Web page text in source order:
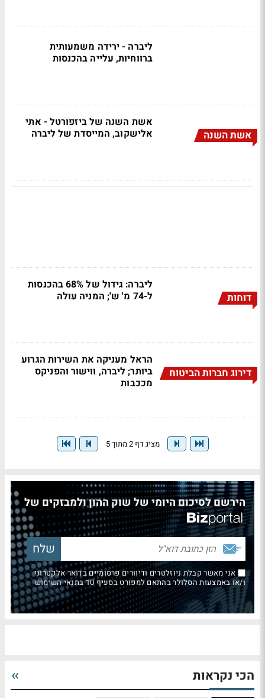
ליברה - ירידה משמעותית
ברווחיות, עלייה בהכנסות
אשת השנה
אשת השנה של ביזפורטל - אתי
אלישקוב, המייסדת של ליברה
דוחות
ליברה: גידול של 68% בהכנסות
ל-74 מ' ש'; המניה עולה
דירוג חברות הביטוח
הראל מעניקה את השירות הגרוע
ביותר; ליברה, ווישור והפניקס
מככבות
מציג דף 2 מתוך 5
הירשם לסיכום היומי של שוק ההון ולמבזקים של
אני מאשר קבלת ניוזלטרים ודיוורים פרסומיים בדואר אלקטרוני
ו/או באמצעות הסלולר בהתאם למפורט בסעיף 10 בתנאי השימוש
הכי נקראות